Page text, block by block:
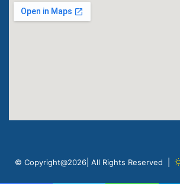
© Copyright@2026| All Rights Reserved |